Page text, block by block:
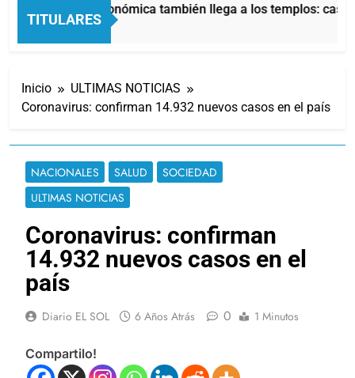
TITULARES
La crisis económica también llega a los templos: casi
5 Horas Atrás
Inicio
ULTIMAS NOTICIAS
Coronavirus: confirman 14.932 nuevos casos en el país
NACIONALES SALUD
SOCIEDAD
ULTIMAS NOTICIAS
Coronavirus: confirman
14.932 nuevos casos en el
país
Diario EL SOL 6 Años Atrás 0 1 Minutos
Compartilo!